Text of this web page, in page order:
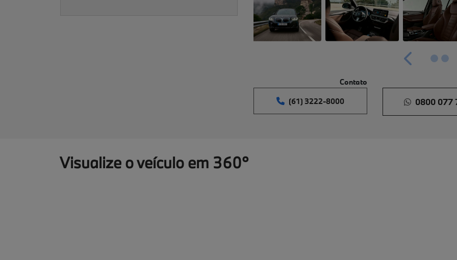
Anterior
Contato
(61) 3222-8000
0800 077
Visualize o veículo em 360°